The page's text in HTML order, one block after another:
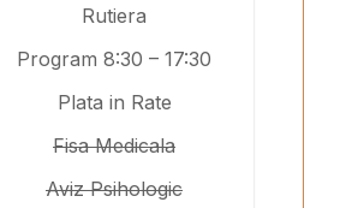
Rutiera
Program 8:30 – 17:30
Plata in Rate
Fisa Medicala
Aviz Psihologic